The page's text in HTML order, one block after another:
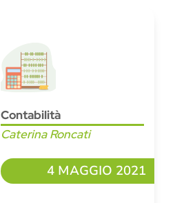
Contabilità
Caterina Roncati
4 MAGGIO 2021